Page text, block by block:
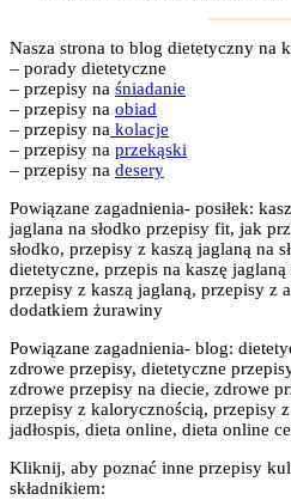
Nasza strona to blog dietetyczny na
– porady dietetyczne
– przepisy na śniadanie
– przepisy na obiad
– przepisy na kolacje
– przepisy na przekąski
– przepisy na desery
Powiązane zagadnienia- posiłek:
jaglana na słodko przepisy fit, jak
słodko, przepisy z kaszą jaglaną na
dietetyczne, przepis na kaszę
przepisy z kaszą jaglaną, przepisy z
dodatkiem żurawiny
Powiązane zagadnienia- blog:
zdrowe przepisy, dietetyczne
zdrowe przepisy na diecie, zdrowe
przepisy z kalorycznością, przepisy
jadłospis, dieta online, dieta online
Kliknij, aby poznać inne przepisy
składnikiem: